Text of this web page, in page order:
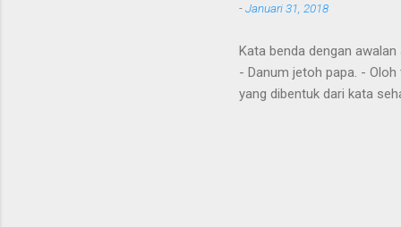
-Januari 31, 2018
Kata benda dengan
- Danum jetoh papa. -
yang dibentuk dari kata
"aton", nya; "jari", sudah;
Omba aku , pergi dengan